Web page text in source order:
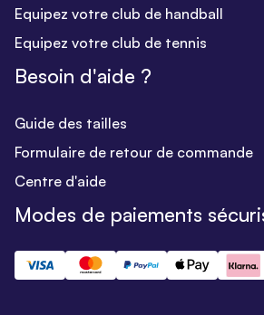
Equipez votre club de handball
Equipez votre club de tennis
Besoin d'aide ?
Guide des tailles
Formulaire de retour de commande
Centre d'aide
Modes de paiements